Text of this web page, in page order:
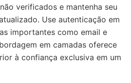
verificados e mantenha seu
Use autenticação em
importantes como email e
em camadas oferece
à confiança exclusiva em um